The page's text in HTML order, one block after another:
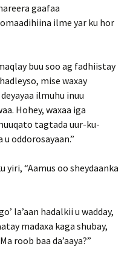
gaafaa
ilme yar ku hor
buu soo ag fadhiistay
mise waxay
ilmuhu inuu
Hohey, waxaa iga
tagtada uur-ku-
oddorosayaan.”
yiri, “Aamus oo sheydaanka
la’aan hadalkii u wadday,
madaxa kaga shubay,
roob baa da’aaya?”